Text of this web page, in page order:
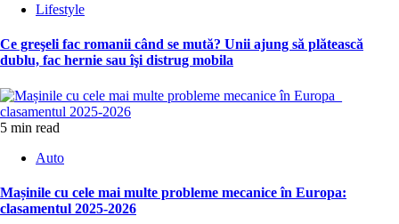
Lifestyle
Ce greşeli fac romanii când se mută? Unii ajung să plătească
dublu, fac hernie sau îşi distrug mobila
5 min read
Auto
Mașinile cu cele mai multe probleme mecanice în Europa:
clasamentul 2025-2026